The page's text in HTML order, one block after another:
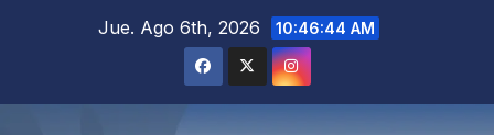
Jue. Ago 6th, 2026 10:46:46 AM